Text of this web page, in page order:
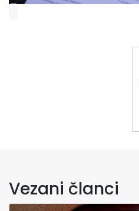
Vezani članci